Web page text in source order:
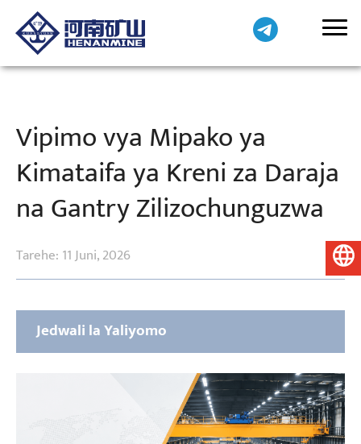
Vipimo vya Mipako ya
Kimataifa ya Kreni za Daraja
na Gantry Zilizochunguzwa
Tarehe: 11 Juni, 2026
Jedwali la Yaliyomo
Muhtasari Kamili wa Viwango vya Kimataifa
Mfumo wa Viwango vya ISO (ISO 12944-
Kiswahili